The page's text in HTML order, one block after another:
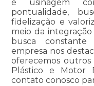
e usinagem
pontualidade,
fidelização e
meio da
busca
empresa nos
oferecemos outros
Plástico e Motor
contato conosco